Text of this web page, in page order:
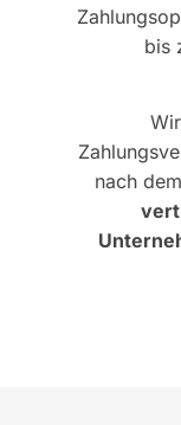
bis
nach